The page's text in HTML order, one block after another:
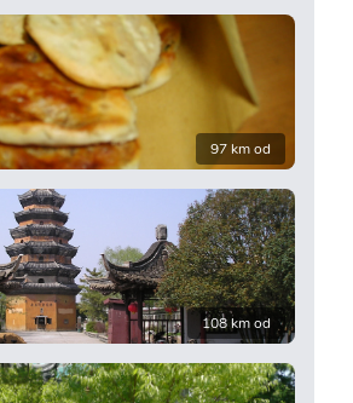
97 km od
108 km od